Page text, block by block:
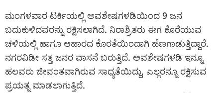
ಮಂಗಳವಾರ ಟರ್ಕಿಯಲ್ಲಿ ಅವಶೇಷಗಳಡಿಯಿಂದ 9 ಜನ
ಬದುಕುಳಿದವರನ್ನು ರಕ್ಷಿಸಲಾಗಿದೆ. ನಿರಾಶ್ರಿತರು ಈಗ ಕೊರೆಯುವ
ಚಳಿಯಲ್ಲಿ ಹಾಗೂ ಆಹಾರದ ಕೊರತೆಯಿಂದಾಗಿ ಹೆಣಗಾಡುತ್ತಿದ್ದಾರೆ.
ನಗರವಿಡೀ ಸತ್ತ ಜನರ ವಾಸನೆ ಬರುತ್ತಿದೆ. ಅವಶೇಷಗಳಡಿ ಇನ್ನೂ
ಹಲವರು ಜೀವಂತವಾಗಿರುವ ಸಾಧ್ಯತೆಯಿದ್ದು, ಎಲ್ಲರನ್ನೂ ರಕ್ಷಿಸುವ
ಪ್ರಯತ್ನ ಮಾಡಲಾಗುತ್ತಿದೆ.